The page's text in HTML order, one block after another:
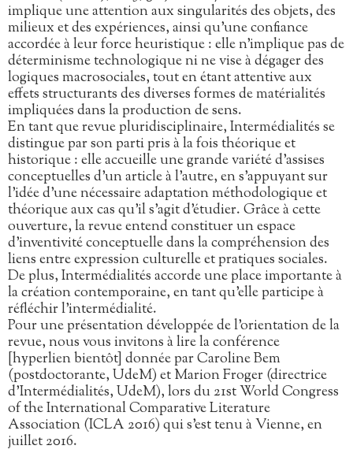
implique une attention aux singularités des objets, des
milieux et des expériences, ainsi qu’une confiance
accordée à leur force heuristique : elle n’implique pas de
déterminisme technologique ni ne vise à dégager des
logiques macrosociales, tout en étant attentive aux
effets structurants des diverses formes de matérialités
impliquées dans la production de sens.
En tant que revue pluridisciplinaire, Intermédialités se
distingue par son parti pris à la fois théorique et
historique : elle accueille une grande variété d’assises
conceptuelles d’un article à l’autre, en s’appuyant sur
l’idée d’une nécessaire adaptation méthodologique et
théorique aux cas qu’il s’agit d’étudier. Grâce à cette
ouverture, la revue entend constituer un espace
d’inventivité conceptuelle dans la compréhension des
liens entre expression culturelle et pratiques sociales.
De plus, Intermédialités accorde une place importante à
la création contemporaine, en tant qu’elle participe à
réfléchir l’intermédialité.
Pour une présentation développée de l’orientation de la
revue, nous vous invitons à lire la conférence
[hyperlien bientôt] donnée par Caroline Bem
(postdoctorante, UdeM) et Marion Froger (directrice
d’Intermédialités, UdeM), lors du 21st World Congress
of the International Comparative Literature
Association (ICLA 2016) qui s’est tenu à Vienne, en
juillet 2016.